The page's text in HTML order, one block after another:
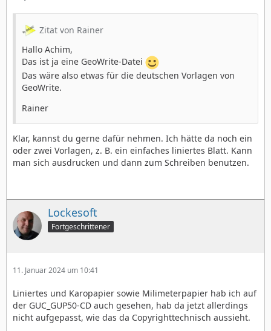
Zitat von Rainer
Hallo Achim,
Das ist ja eine GeoWrite-Datei
Das wäre also etwas für die deutschen Vorlagen von
GeoWrite.
Rainer
Klar, kannst du gerne dafür nehmen. Ich hätte da noch ein
oder zwei Vorlagen, z. B. ein einfaches liniertes Blatt. Kann
man sich ausdrucken und dann zum Schreiben benutzen.
Lockesoft
Fortgeschrittener
11. Januar 2024 um 10:41
Liniertes und Karopapier sowie Milimeterpapier hab ich auf
der GUC_GUP50-CD auch gesehen, hab da jetzt allerdings
nicht aufgepasst, wie das da Copyrighttechnisch aussieht.